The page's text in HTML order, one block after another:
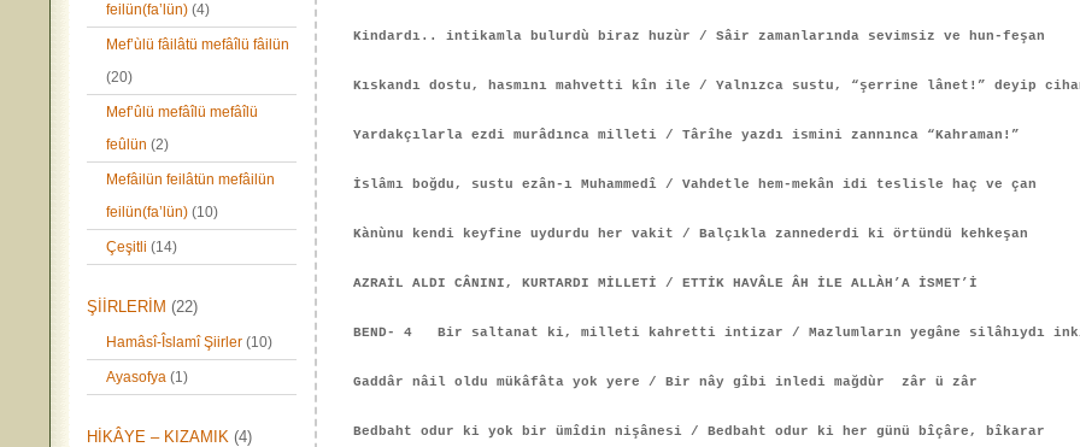
feilün(fa’lün) (4)
Mef’ùlü fâilâtü mefâîlü fâilün
(20)
Mef’ûlü mefâîlü mefâîlü
feûlün (2)
Mefâilün feilâtün mefâilün
feilün(fa’lün) (10)
Çeşitli (14)
ŞİİRLERİM (22)
Hamâsî-Îslamî Şiirler (10)
Ayasofya (1)
HİKÂYE – KIZAMIK (4)
Kindardı.. intikamla bulurdù biraz huzùr / Sâir zamanlarında sevimsiz ve hun-feşan
Kıskandı dostu, hasmını mahvetti kîn ile / Yalnızca sustu, “şerrine lânet!” deyip
Yardakçılarla ezdi murâdınca milleti / Târîhe yazdı ismini zannınca “Kahraman!”
İslâmı boğdu, sustu ezân-ı Muhammedî / Vahdetle hem-mekân idi teslisle haç ve çan
Kànùnu kendi keyfine uydurdu her vakit / Balçıkla zannederdi ki örtündü kehkeşan
AZRAİL ALDI CÂNINI, KURTARDI MİLLETİ / ETTİK HAVÂLE ÂH İLE ALLÀH’A İSMET’İ
BEND- 4 Bir saltanat ki, milleti kahretti intizar / Mazlumların yegâne silâhıydı
Gaddâr nâil oldu mükâfâta yok yere / Bir nây gîbi inledi mağdùr zâr ü zâr
Bedbaht odur ki yok bir ümîdin nişânesi / Bedbaht odur ki her günü bîçâre, bîkarar